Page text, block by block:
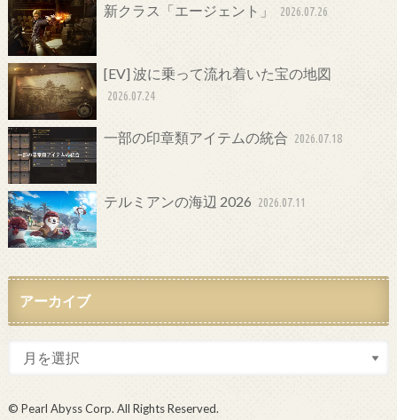
新クラス「エージェント」 2026.07.26
[EV] 波に乗って流れ着いた宝の地図
2026.07.24
一部の印章類アイテムの統合 2026.07.18
テルミアンの海辺 2026 2026.07.11
アーカイブ
© Pearl Abyss Corp. All Rights Reserved.